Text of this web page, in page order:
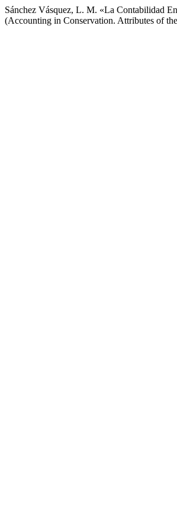
Sánchez Vásquez, L. M. «La Contabilidad
(Accounting in Conservation. Attributes of